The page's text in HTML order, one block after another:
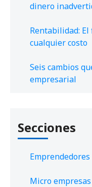
dinero
Rentabilidad:
cualquier costo
Seis cambios
empresarial
Secciones
Emprendedores
Micro empresas